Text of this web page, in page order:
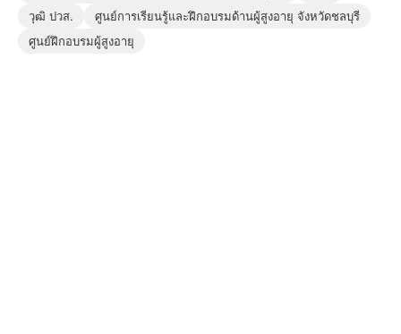
วุฒิ ปวส.
ศูนย์การเรียนรู้และฝึกอบรมด้านผู้สูงอายุ จังหวัดชลบุรี
ศูนย์ฝึกอบรมผู้สูงอายุ